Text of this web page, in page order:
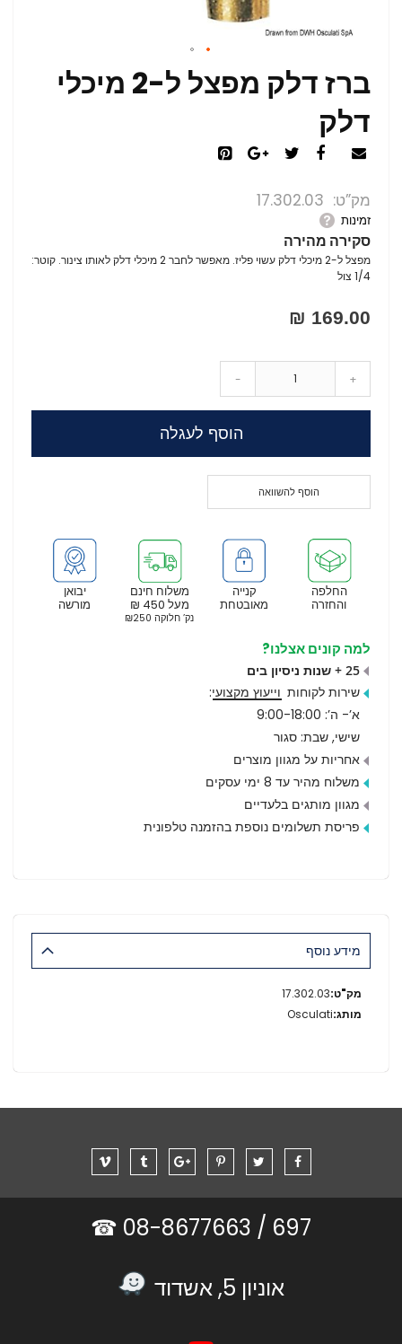
ברז דלק מפצל ל-2 מיכלי
דלק
מק”ט 17.302.03
זמינות
סקירה מהירה
מפצל ל-2 מיכלי דלק עשוי פליז. מאפשר לחבר 2 מיכלי דלק לאותו צינור. קוטר:
1/4 צול
169.00 ₪
- +
הוסף לעגלה
הוסף להשוואה
יבואן
מורשה
משלוח חינם
מעל 450 ₪
נק’ חלוקה ₪250
קנייה
מאובטחת
החלפה
והחזרה
למה קונים אצלנו?
25 + שנות ניסיון בים
שירות לקוחות וייעוץ מקצועי:
א’- ה’: 9:00-18:00
שישי, שבת: סגור
אחריות על מגוון מוצרים
משלוח מהיר עד 8 ימי עסקים
מגוון מותגים בלעדיים
פריסת תשלומים נוספת בהזמנה טלפונית
מידע נוסף
מידע
נוסף
17.302.03
Osculati
697 /
אוניון 5, אשדוד